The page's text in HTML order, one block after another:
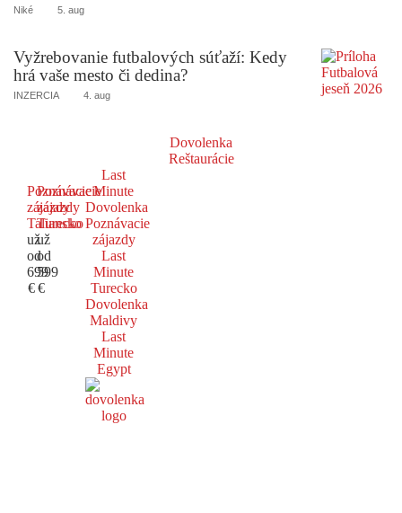
Niké 5. aug
Vyžrebovanie futbalových súťaží: Kedy
hrá vaše mesto či dedina?
INZERCIA 4. aug
Dovolenka
Reštaurácie
Poznávacie
zájazdy
Taliansko
už
od
699
€
Poznávacie
zájazdy
Turecko
už
od
599
€
Last
Minute
Dovolenka
Poznávacie
zájazdy
Last
Minute
Turecko
Dovolenka
Maldivy
Last
Minute
Egypt